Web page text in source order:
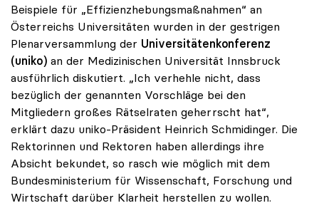
Beispiele für „Effizienzhebungsmaßnahmen“ an
Österreichs Universitäten wurden in der gestrigen
Plenarversammlung der Universitätenkonferenz
(uniko) an der Medizinischen Universität Innsbruck
ausführlich diskutiert. „Ich verhehle nicht, dass
bezüglich der genannten Vorschläge bei den
Mitgliedern großes Rätselraten geherrscht hat“,
erklärt dazu uniko-Präsident Heinrich Schmidinger. Die
Rektorinnen und Rektoren haben allerdings ihre
Absicht bekundet, so rasch wie möglich mit dem
Bundesministerium für Wissenschaft, Forschung und
Wirtschaft darüber Klarheit herstellen zu wollen.